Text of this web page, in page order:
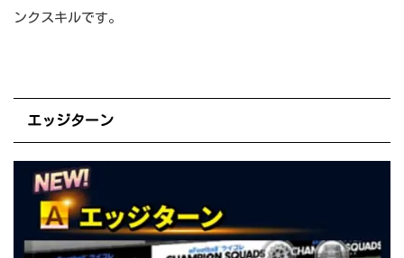
ンクスキルです。
エッジターン